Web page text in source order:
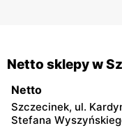
Netto sklepy w
Netto
Szczecinek, ul.
Stefana